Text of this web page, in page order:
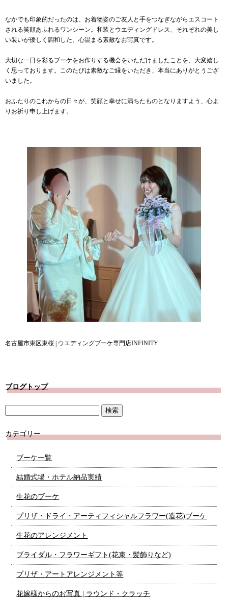
なかでも印象的だったのは、お着物姿のご友人と手をつなぎながらエスコート
される笑顔あふれるワンシーン。和装とウエディングドレス、それぞれの美し
い装いが優しく調和した、心温まる素敵なお写真です。
大切な一日を彩るブーケをお作りする機会をいただけましたことを、大変嬉し
く思っております。このたびは素敵なご縁をいただき、本当にありがとうござ
いました。
おふたりのこれからの日々が、笑顔と幸せに満ちたものとなりますよう、心よ
りお祈り申し上げます。
名古屋市東区東桜 | ウエディングブーケ専門店INFINITY
ブログトップ
カテゴリー
ブーケ一覧
結婚式場・ホテル納品実績
生花のブーケ
プリザ・ドライ・アーティフィシャルフラワー(造花)ブーケ
生花のアレンジメント
ブライダル・フラワーギフト(花束・髪飾りなど)
プリザ・アートアレンジメント等
花嫁様からのお写真 | ラウンド・クラッチ